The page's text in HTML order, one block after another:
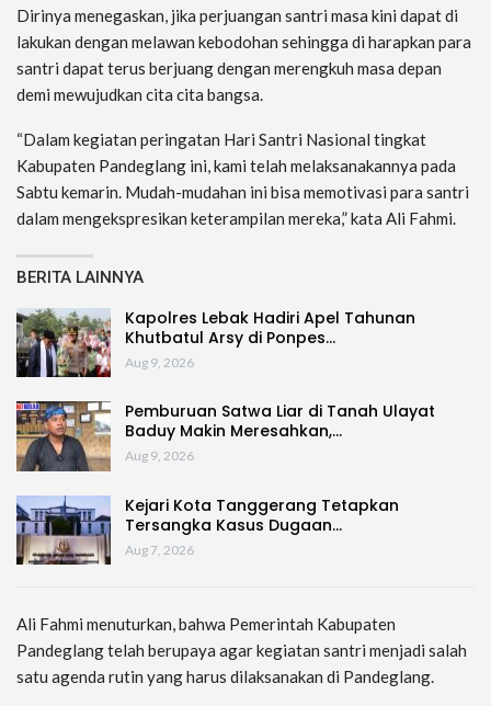
Dirinya menegaskan, jika perjuangan santri masa kini dapat di
lakukan dengan melawan kebodohan sehingga di harapkan para
santri dapat terus berjuang dengan merengkuh masa depan
demi mewujudkan cita cita bangsa.
“Dalam kegiatan peringatan Hari Santri Nasional tingkat
Kabupaten Pandeglang ini, kami telah melaksanakannya pada
Sabtu kemarin. Mudah-mudahan ini bisa memotivasi para santri
dalam mengekspresikan keterampilan mereka,” kata Ali Fahmi.
BERITA LAINNYA
Kapolres Lebak Hadiri Apel Tahunan
Khutbatul Arsy di Ponpes…
Aug 9, 2026
Pemburuan Satwa Liar di Tanah Ulayat
Baduy Makin Meresahkan,…
Aug 9, 2026
Kejari Kota Tanggerang Tetapkan
Tersangka Kasus Dugaan…
Aug 7, 2026
Ali Fahmi menuturkan, bahwa Pemerintah Kabupaten
Pandeglang telah berupaya agar kegiatan santri menjadi salah
satu agenda rutin yang harus dilaksanakan di Pandeglang.